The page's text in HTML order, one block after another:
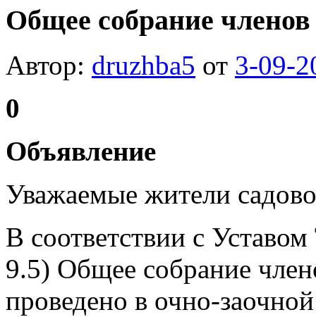
Общее собрание
Автор: druzhba5 от 3-09-
0
Объявление
Уважаемые жители
В соответствии с
9.5) Общее собрание
проведено в очно-